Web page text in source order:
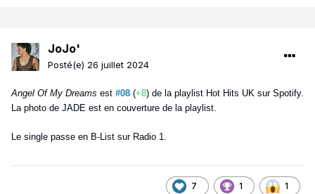
JoJo'
Posté(e) 26 juillet 2024
Angel Of My Dreams est #08 (+8) de la playlist Hot Hits UK sur Spotify.
La photo de JADE est en couverture de la playlist.
Le single passe en B-List sur Radio 1.
7 1 1